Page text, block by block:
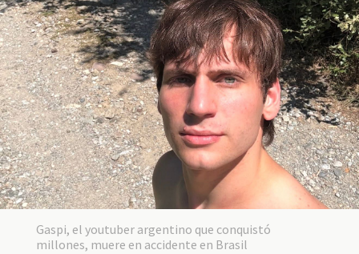
Gaspi, el youtuber argentino que conquistó
millones, muere en accidente en Brasil